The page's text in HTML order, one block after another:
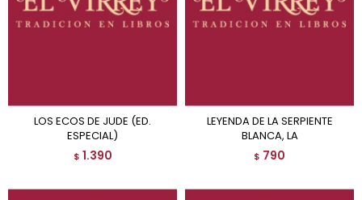
LOS ECOS DE JUDE (ED.
ESPECIAL)
$ 1.390
LEYENDA DE LA SERPIENTE
BLANCA, LA
$ 790